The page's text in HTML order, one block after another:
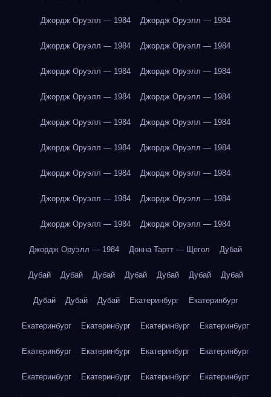
Джордж Оруэлл — 1984 Джордж Оруэлл — 1984
Джордж Оруэлл — 1984 Джордж Оруэлл — 1984
Джордж Оруэлл — 1984 Джордж Оруэлл — 1984
Джордж Оруэлл — 1984 Джордж Оруэлл — 1984
Джордж Оруэлл — 1984 Джордж Оруэлл — 1984
Джордж Оруэлл — 1984 Джордж Оруэлл — 1984
Джордж Оруэлл — 1984 Джордж Оруэлл — 1984
Джордж Оруэлл — 1984 Джордж Оруэлл — 1984
Джордж Оруэлл — 1984 Джордж Оруэлл — 1984
Джордж Оруэлл — 1984 Донна Тартт — Щегол Дубай
Дубай Дубай Дубай Дубай Дубай Дубай Дубай
Дубай Дубай Дубай Екатеринбург Екатеринбург
Екатеринбург Екатеринбург Екатеринбург Екатеринбург
Екатеринбург Екатеринбург Екатеринбург Екатеринбург
Екатеринбург Екатеринбург Екатеринбург Екатеринбург